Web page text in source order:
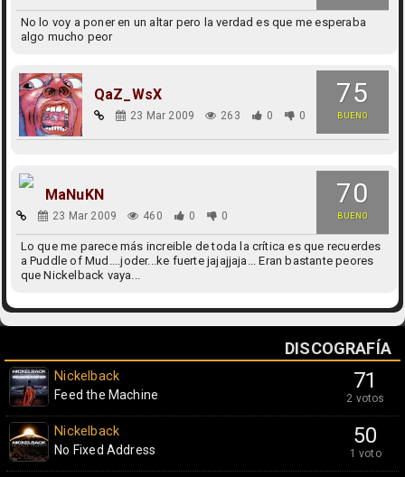
No lo voy a poner en un altar pero la verdad es que me esperaba
algo mucho peor
75
BUENO
QaZ_WsX
23 Mar 2009 263 0 0
70
BUENO
MaNuKN
23 Mar 2009 460 0 0
Lo que me parece más increible de toda la crítica es que recuerdes
a Puddle of Mud....joder...ke fuerte jajajjaja... Eran bastante peores
que Nickelback vaya...
DISCOGRAFÍA
71
2 votos
Nickelback
Feed the Machine
50
1 voto
Nickelback
No Fixed Address